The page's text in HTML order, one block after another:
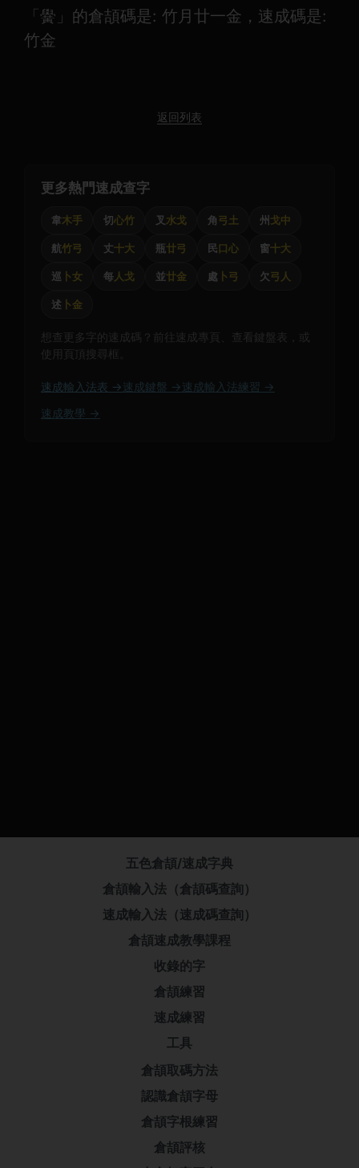
「黌」的倉頡碼是: 竹月廿一金，速成碼是:
竹金
返回列表
更多熱門速成查字
韋木手 切心竹 叉 水戈 角弓土 州 戈中
航竹弓 丈十大 瓶廿弓 民口心 窗十大
巡 卜女 每人戈 並廿金 處 卜弓 欠弓人
述 卜金
想查更多字的速成碼？前往速成專頁、查看鍵盤表，或
使用頁頂搜尋框。
速成輸入法表 → 速成鍵盤 → 速成輸入法練習 →
速成教學 →
五色倉頡/速成字典
倉頡輸入法（倉頡碼查詢）
速成輸入法（速成碼查詢）
倉頡速成教學課程
收錄的字
倉頡練習
速成練習
工具
倉頡取碼方法
認識倉頡字母
倉頡字根練習
倉頡評核